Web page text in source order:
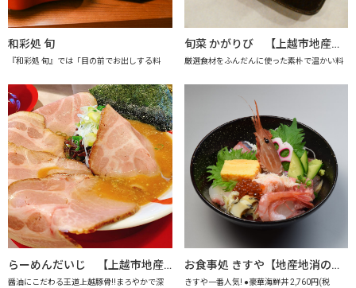
和彩処 旬
『和彩処 旬』では「目の前でお出しする料
旬菜 かがりび 【上越市地産地消推進の店認定店】
厳選食材をふんだんに使った素朴で温かい料
らーめんだいじ 【上越市地産地消推進の店認定店】
醤油にこだわる王道上越豚骨!!まろやかで深
お食事処 きすや【地産地消の店認定店】
きすや一番人気! ●豪華海鮮丼 2,760円(税